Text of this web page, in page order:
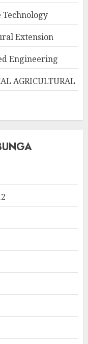
Extension
Engineering
AGRICULTURAL